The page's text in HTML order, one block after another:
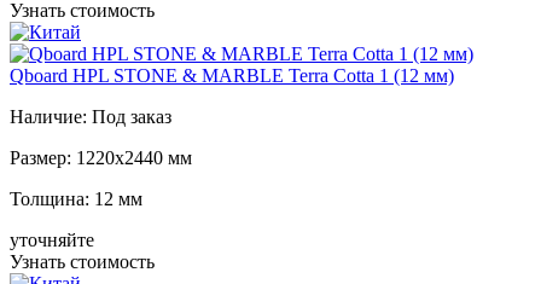
Узнать стоимость
Qboard HPL STONE & MARBLE Terra Cotta 1 (12 мм)
Наличие: Под заказ
Размер: 1220x2440 мм
Толщина: 12 мм
уточняйте
Узнать стоимость